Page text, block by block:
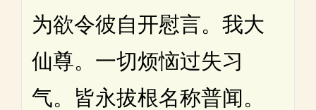
为欲令彼自开慰言。我大
仙尊。一切烦恼过失习
气。皆永拔根名称普闻。